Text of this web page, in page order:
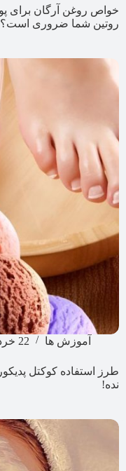
خواص روغن آرگان برای
روتین شما ضروری است؟
آموزش ها 22 خرداد
طرز استفاده کوکتل
نده!